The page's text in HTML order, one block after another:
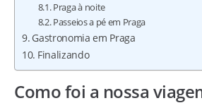
Praga à noite
Passeios a pé em Praga
Gastronomia em Praga
Finalizando
Como foi a nossa